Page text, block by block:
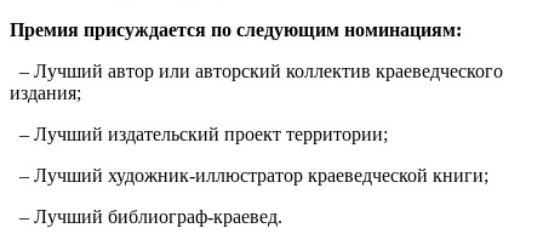
Премия присуждается по следующим номинациям:
– Лучший автор или авторский коллектив краеведческого
издания;
– Лучший издательский проект территории;
– Лучший художник-иллюстратор краеведческой книги;
– Лучший библиограф-краевед.